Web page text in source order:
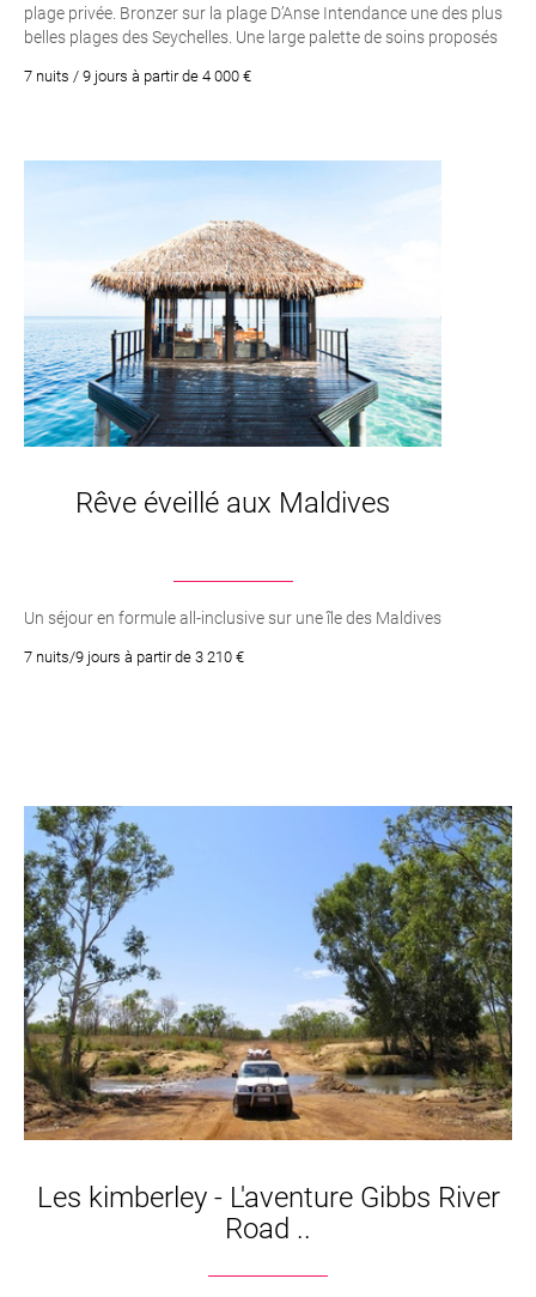
plage privée. Bronzer sur la plage D’Anse Intendance une des plus
belles plages des Seychelles. Une large palette de soins proposés
7 nuits / 9 jours à partir de 4 000 €
Rêve éveillé aux Maldives
Un séjour en formule all-inclusive sur une île des Maldives
7 nuits/9 jours à partir de 3 210 €
Les kimberley - L'aventure Gibbs River
Road ..